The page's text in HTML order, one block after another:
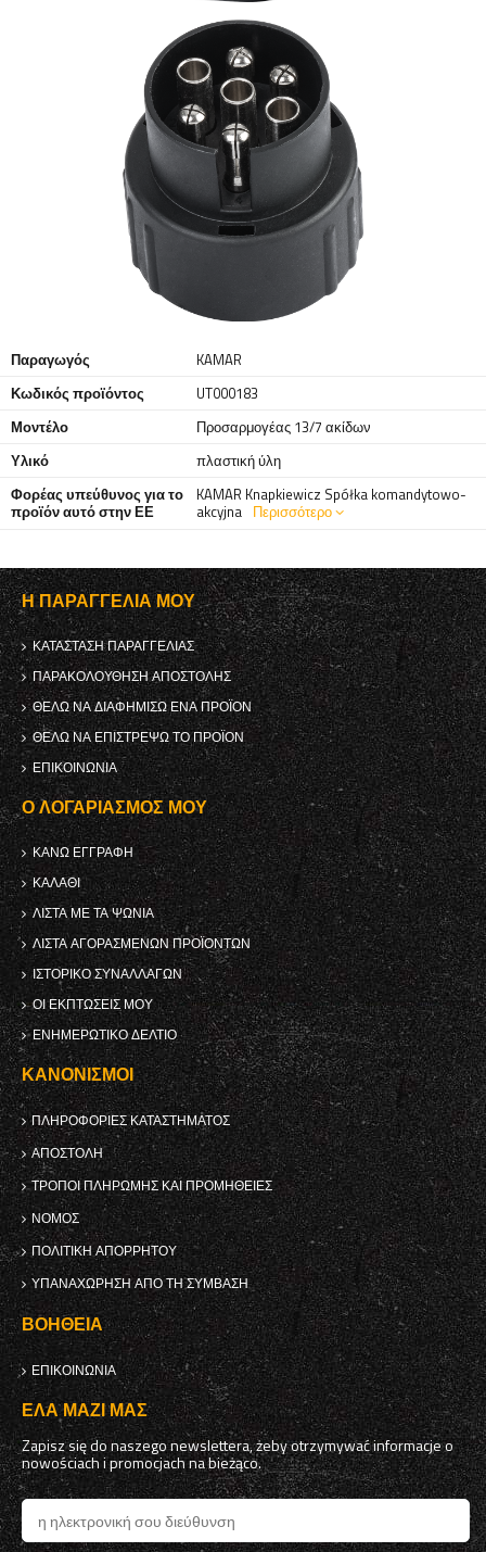
Παραγωγός
KAMAR
Κωδικός προϊόντος
UT000183
Μοντέλο
Προσαρμογέας 13/7 ακίδων
Υλικό
πλαστική ύλη
Φορέας υπεύθυνος για το
προϊόν αυτό στην ΕΕ
KAMAR Knapkiewicz Spółka komandytowo-
akcyjna Περισσότερο
Η ΠΑΡΑΓΓΕΛΊΑ ΜΟΥ
ΚΑΤΆΣΤΑΣΗ ΠΑΡΑΓΓΕΛΊΑΣ
ΠΑΡΑΚΟΛΟΎΘΗΣΗ ΑΠΟΣΤΟΛΉΣ
ΘΈΛΩ ΝΑ ΔΙΑΦΗΜΊΣΩ ΈΝΑ ΠΡΟΪΌΝ
ΘΈΛΩ ΝΑ ΕΠΙΣΤΡΈΨΩ ΤΟ ΠΡΟΪΌΝ
ΕΠΙΚΟΙΝΩΝΊΑ
Ο ΛΟΓΑΡΙΑΣΜΌΣ ΜΟΥ
ΚΑΝΩ ΕΓΓΡΑΦΗ
ΚΑΛΆΘΙ
ΛΊΣΤΑ ΜΕ ΤΑ ΨΏΝΙΑ
ΛΊΣΤΑ ΑΓΟΡΑΣΜΈΝΩΝ ΠΡΟΪΌΝΤΩΝ
ΙΣΤΟΡΙΚΌ ΣΥΝΑΛΛΑΓΏΝ
ΟΙ ΕΚΠΤΏΣΕΙΣ ΜΟΥ
ΕΝΗΜΕΡΩΤΙΚΌ ΔΕΛΤΊΟ
ΚΑΝΟΝΙΣΜΟΊ
ΠΛΗΡΟΦΟΡΊΕΣ ΚΑΤΑΣΤΉΜΑΤΟΣ
ΑΠΟΣΤΟΛΉ
ΤΡΌΠΟΙ ΠΛΗΡΩΜΉΣ ΚΑΙ ΠΡΟΜΉΘΕΙΕΣ
ΝΌΜΟΣ
ΠΟΛΙΤΙΚΉ ΑΠΟΡΡΉΤΟΥ
ΥΠΑΝΑΧΏΡΗΣΗ ΑΠΌ ΤΗ ΣΎΜΒΑΣΗ
ΒΟΉΘΕΙΑ
ΕΠΙΚΟΙΝΩΝΊΑ
ΈΛΑ ΜΑΖΊ ΜΑΣ
Zapisz się do naszego newslettera, żeby otrzymywać informacje o
nowościach i promocjach na bieżąco.